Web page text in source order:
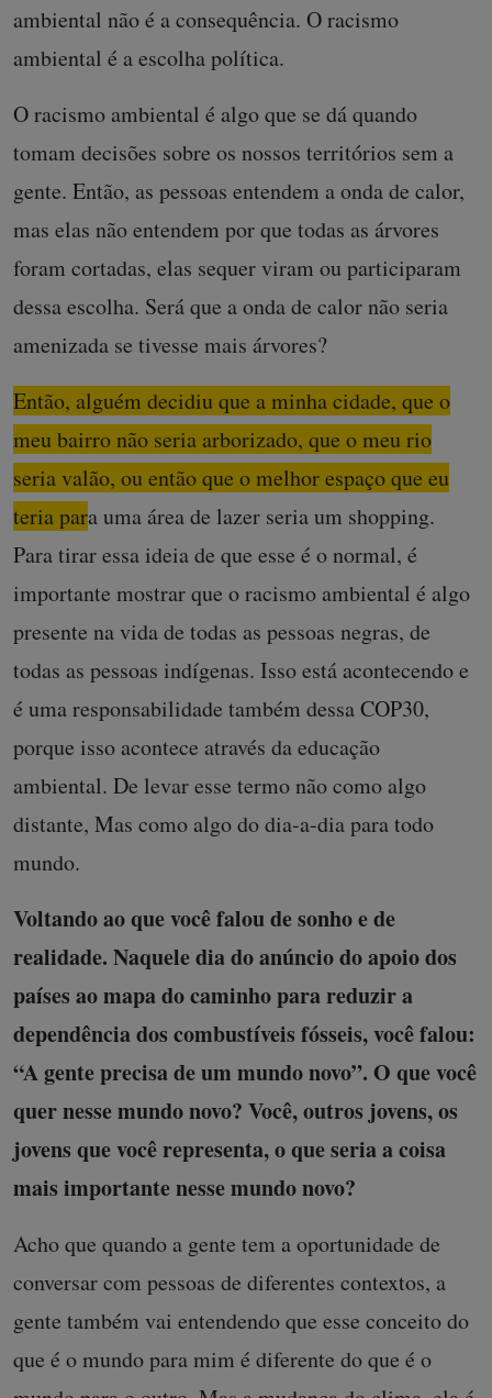
ambiental não é a consequência. O racismo
ambiental é a escolha política.
O racismo ambiental é algo que se dá quando
tomam decisões sobre os nossos territórios sem a
gente. Então, as pessoas entendem a onda de calor,
mas elas não entendem por que todas as árvores
foram cortadas, elas sequer viram ou participaram
dessa escolha. Será que a onda de calor não seria
amenizada se tivesse mais árvores?
Então, alguém decidiu que a minha cidade, que o
meu bairro não seria arborizado, que o meu rio
seria valão, ou então que o melhor espaço que eu
teria para uma área de lazer seria um shopping.
Para tirar essa ideia de que esse é o normal, é
importante mostrar que o racismo ambiental é algo
presente na vida de todas as pessoas negras, de
todas as pessoas indígenas. Isso está acontecendo e
é uma responsabilidade também dessa COP30,
porque isso acontece através da educação
ambiental. De levar esse termo não como algo
distante, Mas como algo do dia-a-dia para todo
mundo.
Voltando ao que você falou de sonho e de
realidade. Naquele dia do anúncio do apoio dos
países ao mapa do caminho para reduzir a
dependência dos combustíveis fósseis, você falou:
“A gente precisa de um mundo novo”. O que você
quer nesse mundo novo? Você, outros jovens, os
jovens que você representa, o que seria a coisa
mais importante nesse mundo novo?
Acho que quando a gente tem a oportunidade de
conversar com pessoas de diferentes contextos, a
gente também vai entendendo que esse conceito do
que é o mundo para mim é diferente do que é o